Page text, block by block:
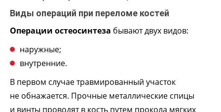
Виды операций при переломе костей
Операции остеосинтеза бывают двух видов:
наружные;
внутренние.
В первом случае травмированный участок
не обнажается. Прочные металлические спицы
и винты проводят в кость путем прокола мягких